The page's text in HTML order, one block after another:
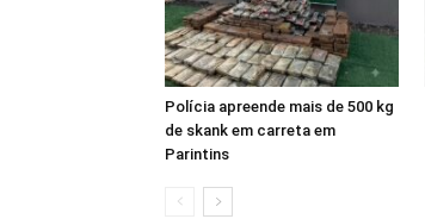
Polícia apreende mais de 500 kg
de skank em carreta em
Parintins